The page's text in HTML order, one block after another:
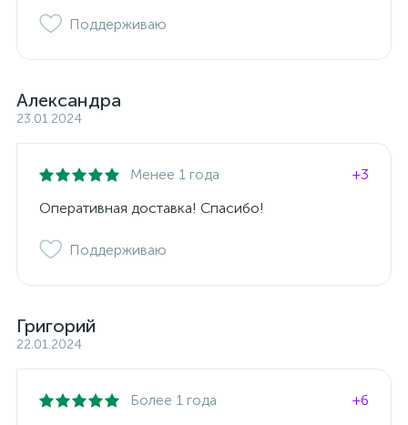
Поддерживаю
Александра
23.01.2024
Менее 1 года
+3
Оперативная доставка! Спасибо!
Поддерживаю
Григорий
22.01.2024
Более 1 года
+6